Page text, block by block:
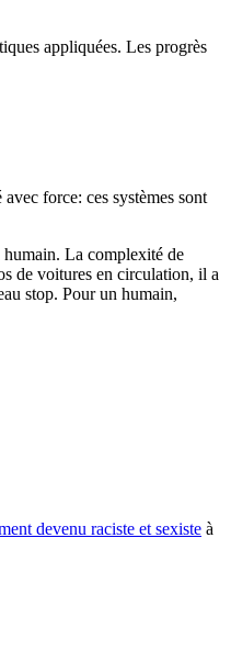
appliquées. Les progrès
force: ces systèmes sont
humain. La complexité de
de voitures en circulation, il a
stop. Pour un humain,
devenu raciste et sexiste à